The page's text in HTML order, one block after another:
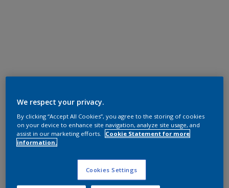
We respect your privacy.
By clicking “Accept All Cookies”, you agree to the storing of cookies
on your device to enhance site navigation, analyze site usage, and
assist in our marketing efforts.
Cookie Statement for more
information.
Cookies Settings